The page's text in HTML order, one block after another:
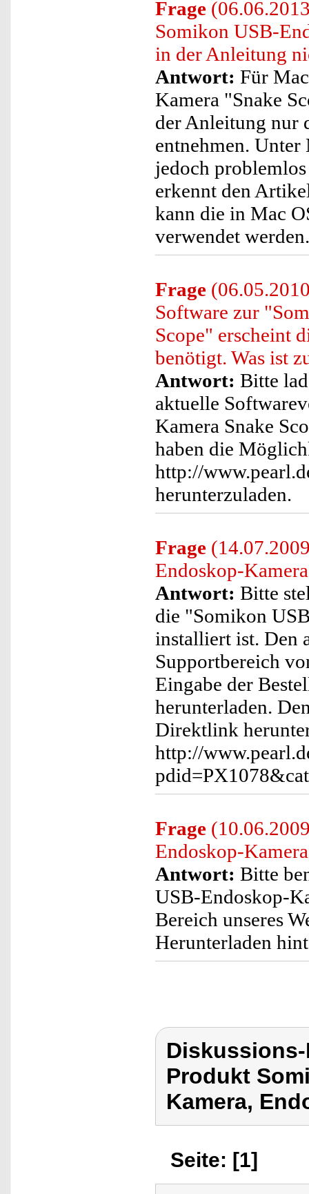
Frage
Somikon USB-
in der Anleitung
Antwort: Für
Kamera "Snake
der Anleitung nur
entnehmen.
jedoch
erkennt den
kann die in Mac
verwendet werden.
Frage
Software zur
Scope" erscheint
benötigt. Was ist
Antwort: Bitte
aktuelle
Kamera Snake
haben die
http://
herunterzuladen.
Frage
Endoskop-
Antwort: Bitte
die "Somikon
installiert ist. Den
Supportbereich
Eingabe der
herunterladen.
Direktlink
http://
Frage
Endoskop-
Antwort: Bitte
USB-Endoskop-
Bereich unseres
Herunterladen
Produkt
Kamera,
Seite: [1]